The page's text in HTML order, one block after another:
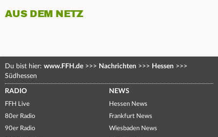
AUS DEM NETZ
Du bist hier: www.FFH.de >>> Nachrichten >>> Hessen >>>
Südhessen
RADIO
FFH Live
80er Radio
90er Radio
NEWS
Hessen News
Frankfurt News
Wiesbaden News